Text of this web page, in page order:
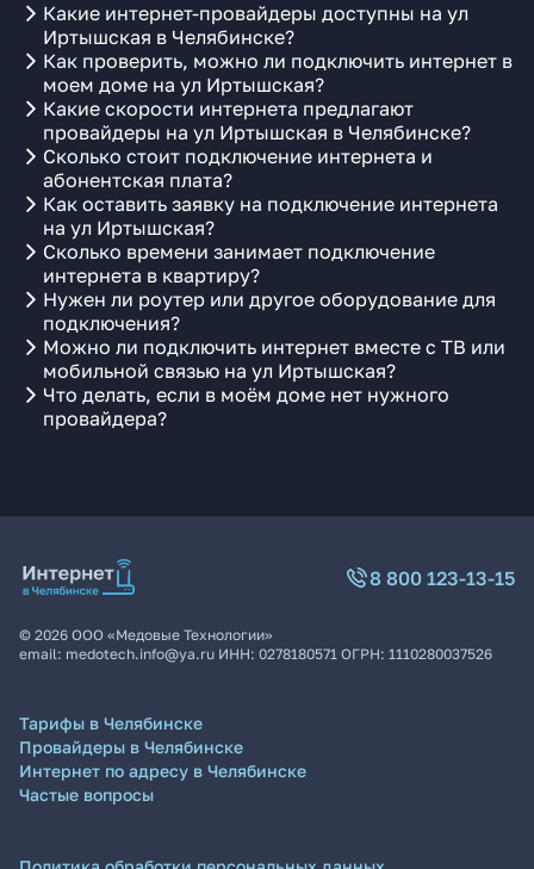
Какие интернет-провайдеры доступны на ул
Иртышская в Челябинске?
Как проверить, можно ли подключить интернет в
моем доме на ул Иртышская?
Какие скорости интернета предлагают
провайдеры на ул Иртышская в Челябинске?
Сколько стоит подключение интернета и
абонентская плата?
Как оставить заявку на подключение интернета
на ул Иртышская?
Сколько времени занимает подключение
интернета в квартиру?
Нужен ли роутер или другое оборудование для
подключения?
Можно ли подключить интернет вместе с ТВ или
мобильной связью на ул Иртышская?
Что делать, если в моём доме нет нужного
провайдера?
8 800 123-13-15
© 2026 ООО «Медовые Технологии»
email: medotech.info@ya.ru ИНН: 0278180571 ОГРН: 1110280037526
Тарифы в Челябинске
Провайдеры в Челябинске
Интернет по адресу в Челябинске
Частые вопросы